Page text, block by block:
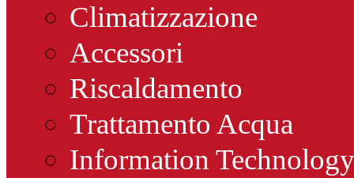
Climatizzazione
Accessori
Riscaldamento
Trattamento Acqua
Information Technology